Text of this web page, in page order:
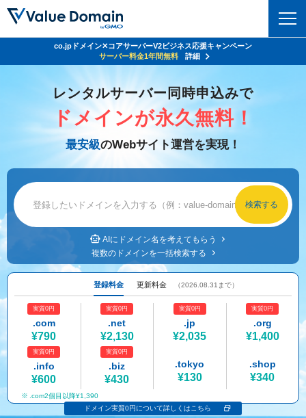
ドメイントップ
ドメイン検索
ドメイン価格一覧
.jpドメインオークション
NEW!
.jpドメインバックオーダー
プレミアムドメイン
人気ドメインの種類
WHOIS検索
レンタルサーバー
サーバートップ
バリューサーバー
XREA
Oneレンタルサーバー
セキュリティ
セキュリティトップ
Value Domain ネットde診断
SSL証明書
サービス
サービストップ
お得意様割引
紹介制度
バリュードメインAPI
ドメイン・ホスティングOEM
ドメインコンシェルジュ
facebook
x
サポート
マニュアル ライブチャット
お問い合わせ
従来のバリュードメインをご利用希望の方
ユーザー登録
従来のバリュードメインをご利用希望の方
Value Domain 24周年キャンペーン
24%OFFクーポンGET＆その他特典あり！
co.jpドメイン✕コアサーバーV2ビジネス応援キャンペーン
サーバー料金1年間無料
詳細
レンタルサーバー同時申込みで
ドメインが永久無料！
最安級のWebサイト運営を実現！
AIにドメイン名を考えてもらう
複数のドメインを一括検索する
登録料金 更新料金 （2026.08.31まで）
実質0円
.com
¥790
実質0円
.net
¥2,130
実質0円
.jp
¥2,035
実質0円
.org
¥1,400
実質0円
.info
¥600
実質0円
.biz
¥430
.tokyo
¥130
.shop
¥340
.com2個目以降¥1,390
ドメイン実質0円について詳しくはこちら